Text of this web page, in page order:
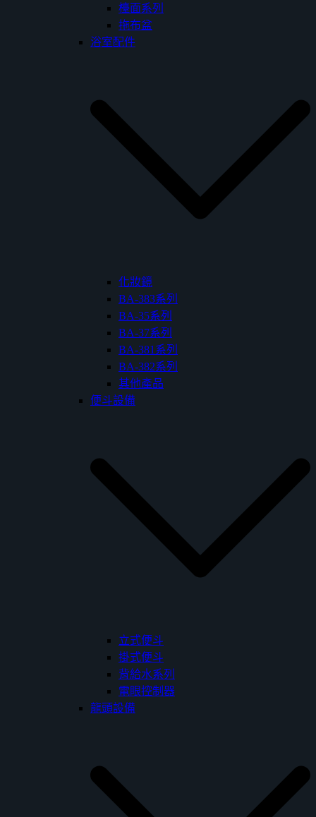
檯面系列
拖布盆
浴室配件
化妝鏡
BA-383系列
BA-35系列
BA-37系列
BA-381系列
BA-382系列
其他產品
便斗設備
立式便斗
掛式便斗
背給水系列
電眼控制器
龍頭設備